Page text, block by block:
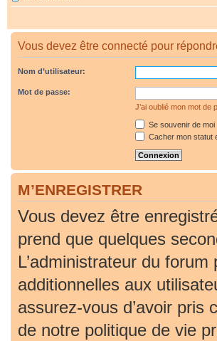
Vous devez être connecté pour
Nom d’utilisateur:
Mot de passe:
J’ai oublié mon mot de
Se souvenir de moi
Cacher mon statut
M’ENREGISTRER
Vous devez être
prend que quelques
L’administrateur du
additionnelles aux
assurez-vous d’avoir pris
de notre politique de vie